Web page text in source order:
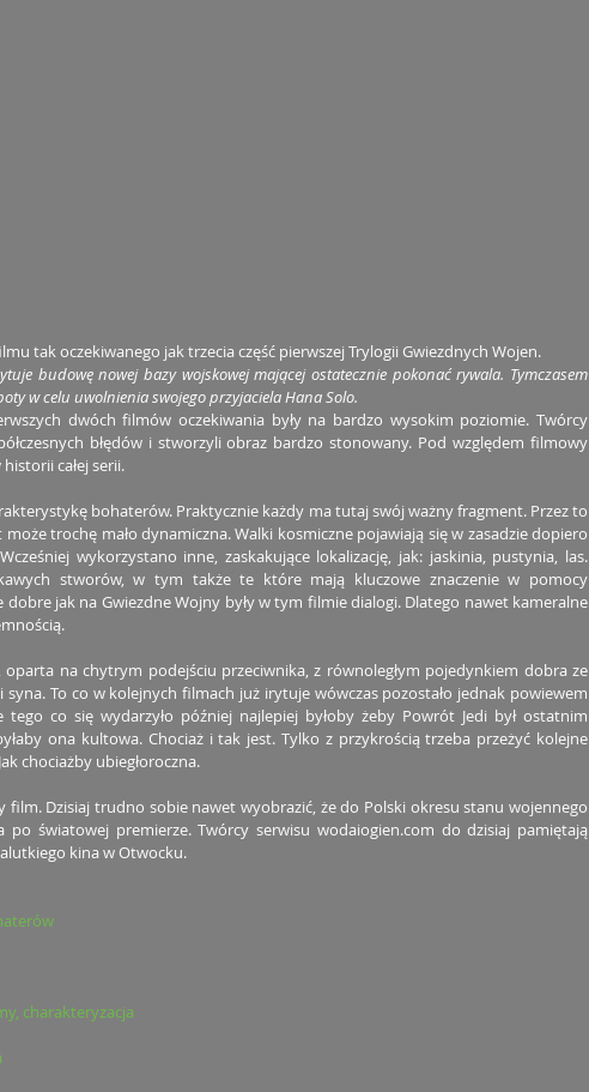
tak oczekiwanego jak trzecia część pierwszej Trylogii Gwiezdnych Wojen.
budowę nowej bazy wojskowej mającej ostatecznie pokonać rywala. Tymczasem
w celu uwolnienia swojego przyjaciela Hana Solo.
dwóch filmów oczekiwania były na bardzo wysokim poziomie. Twórcy
błędów i stworzyli obraz bardzo stonowany. Pod względem filmowy
całej serii.
bohaterów. Praktycznie każdy ma tutaj swój ważny fragment. Przez to
może trochę mało dynamiczna. Walki kosmiczne pojawiają się w zasadzie dopiero
wykorzystano inne, zaskakujące lokalizację, jak: jaskinia, pustynia, las.
stworów, w tym także te które mają kluczowe znaczenie w pomocy
dobre jak na Gwiezdne Wojny były w tym filmie dialogi. Dlatego nawet kameralne
oparta na chytrym podejściu przeciwnika, z równoległym pojedynkiem dobra ze
syna. To co w kolejnych filmach już irytuje wówczas pozostało jednak powiewem
tego co się wydarzyło później najlepiej byłoby żeby Powrót Jedi był ostatnim
ona kultowa. Chociaż i tak jest. Tylko z przykrością trzeba przeżyć kolejne
chociażby ubiegłoroczna.
film. Dzisiaj trudno sobie nawet wyobrazić, że do Polski okresu stanu wojennego
po światowej premierze. Twórcy serwisu wodaiogien.com do dzisiaj pamiętają
kina w Otwocku.
charakteryzacja